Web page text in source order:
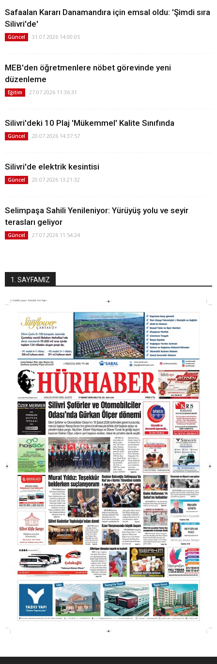
Safaalan Kararı Danamandıra için emsal oldu: 'Şimdi sıra
Silivri'de'
Güncel 31.07.2026 14:00:05
MEB'den öğretmenlere nöbet görevinde yeni
düzenleme
Eğitim 27.07.2026 11:36:31
Silivri'deki 10 Plaj 'Mükemmel' Kalite Sınıfında
Güncel 20.07.2026 14:37:57
Silivri'de elektrik kesintisi
Güncel 20.07.2026 13:21:32
Selimpaşa Sahili Yenileniyor: Yürüyüş yolu ve seyir
terasları geliyor
Güncel 27.07.2026 11:54:24
1. SAYFAMIZ